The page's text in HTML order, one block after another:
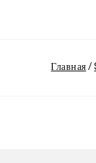
Главная